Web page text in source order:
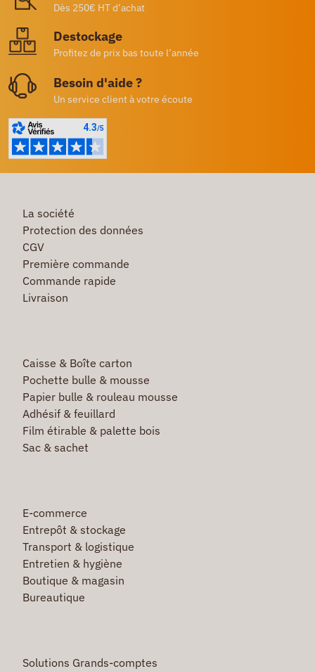
Dès 250€ HT d’achat
Destockage
Profitez de prix bas toute l’année
Besoin d'aide ?
Un service client à votre écoute
La société
Protection des données
CGV
Première commande
Commande rapide
Livraison
Caisse & Boîte carton
Pochette bulle & mousse
Papier bulle & rouleau mousse
Adhésif & feuillard
Film étirable & palette bois
Sac & sachet
E-commerce
Entrepôt & stockage
Transport & logistique
Entretien & hygiène
Boutique & magasin
Bureautique
Solutions Grands-comptes